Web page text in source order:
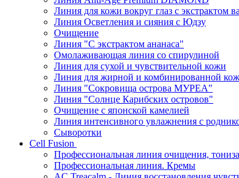
Линия для кожи вокруг глаз с экстрактом
Линия Осветления и сияния с Юдзу
Очищение
Линия "С экстрактом ананаса"
Омолаживающая линия со спирулиной
Линия для сухой и чувствительной кожи
Линия для жирной и комбинированной
Линия "Сокровища острова МУРЕА"
Линия "Солнце Карибских островов"
Очищение с японской камелией
Линия интенсивного увлажнения с
Сыворотки
Cell Fusion
Профессиональная линия очищения,
Профессиональная линия. Кремы